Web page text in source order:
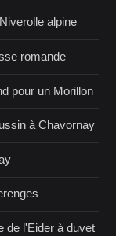
alpine
romande
pour un Morillon
à Chavornay
de l'Eider à duvet